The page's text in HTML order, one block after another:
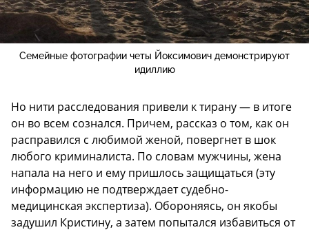
Семейные фотографии четы Йоксимович демонстрируют
идиллию
Но нити расследования привели к тирану — в итоге
он во всем сознался. Причем, рассказ о том, как он
расправился с любимой женой, повергнет в шок
любого криминалиста. По словам мужчины, жена
напала на него и ему пришлось защищаться (эту
информацию не подтверждает судебно-
медицинская экспертиза). Обороняясь, он якобы
задушил Кристину, а затем попытался избавиться от